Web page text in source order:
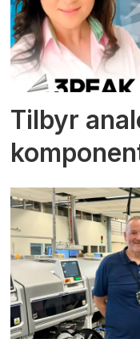
Tilbyr